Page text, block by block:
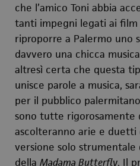
che l’amico Toni abbia
tanti impegni legati ai film
riproporre a Palermo uno
davvero una chicca
altresì certa che questa
unisce parole a musica,
per il pubblico
sono tutte rigorosamente
ascolteranno arie e duetti
versione solo strumentale
della Madama Butterfly. Il